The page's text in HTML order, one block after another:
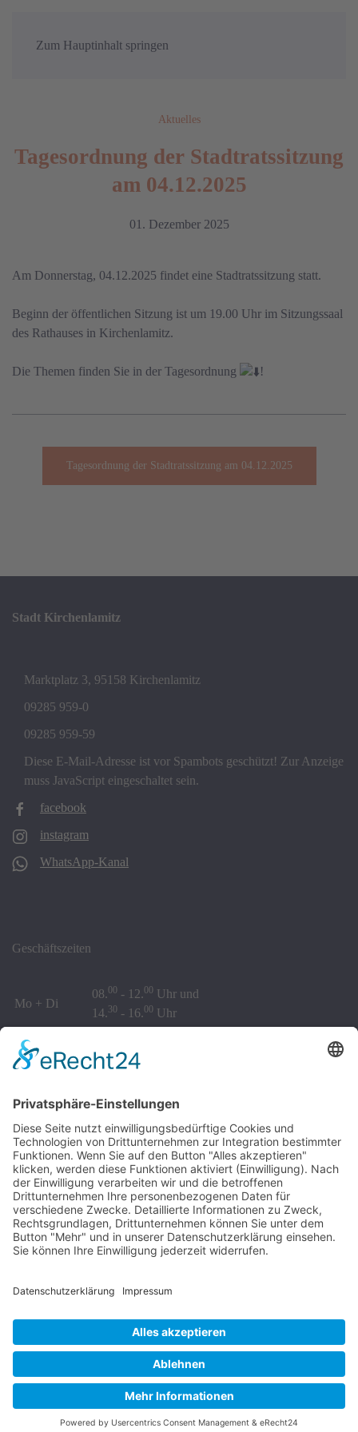
Zum Hauptinhalt springen
Aktuelles
Tagesordnung der Stadtratssitzung
am 04.12.2025
01. Dezember 2025
Am Donnerstag, 04.12.2025 findet eine Stadtratssitzung statt.
Beginn der öffentlichen Sitzung ist um 19.00 Uhr im Sitzungssaal
des Rathauses in Kirchenlamitz.
Die Themen finden Sie in der Tagesordnung !
Tagesordnung der Stadtratssitzung am 04.12.2025
Stadt Kirchenlamitz
Marktplatz 3, 95158 Kirchenlamitz
09285 959-0
09285 959-59
Diese E-Mail-Adresse ist vor Spambots geschützt! Zur Anzeige
muss JavaScript eingeschaltet sein.
facebook
instagram
WhatsApp-Kanal
Geschäftszeiten
Mo + Di
08.00 - 12.00 Uhr und
14.30 - 16.00 Uhr
Do
08.00- 12.
Impressum
Datenschutz
Anmeldung Ratsinformationssystem